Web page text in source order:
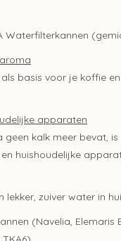
Waterfilterkannen
basis voor je koffie
apparaten
kalk meer bevat,
huishoudelijke
lekker, zuiver water in
(Navelia, Elemaris